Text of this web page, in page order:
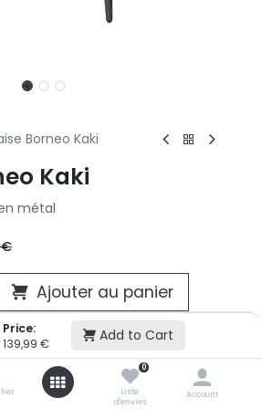
Price:
139,99 € Add to Cart
0
Liste
d'envies
Account
Borneo Kaki
Kaki
métal
Ajouter au panier
ajouter cet article dans votre panier
et momentanément indisponible.